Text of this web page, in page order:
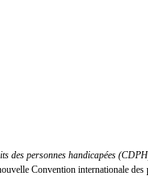
des personnes handicapées
Convention internationale